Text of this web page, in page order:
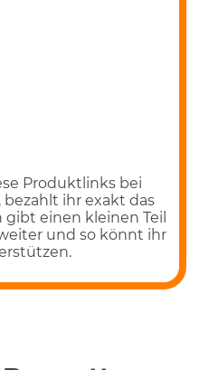
Produktlinks bei
ihr exakt das
gibt einen kleinen Teil
und so könnt ihr